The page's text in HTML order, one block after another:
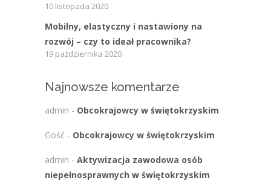
10 listopada 2020
Mobilny, elastyczny i nastawiony na
rozwój – czy to ideał pracownika?
19 października 2020
Najnowsze komentarze
admin - Obcokrajowcy w świętokrzyskim
Gość - Obcokrajowcy w świętokrzyskim
admin - Aktywizacja zawodowa osób
niepełnosprawnych w świętokrzyskim